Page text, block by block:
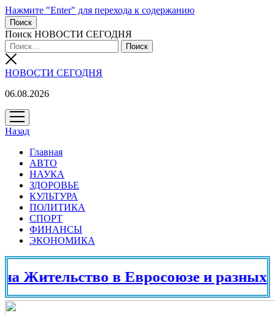
Нажмите "Enter" для перехода к содержанию
Поиск
Поиск НОВОСТИ СЕГОДНЯ
НОВОСТИ СЕГОДНЯ
06.08.2026
открыть
меню
Назад
Главная
АВТО
НАУКА
ЗДОРОВЬЕ
КУЛЬТУРА
ПОЛИТИКА
СПОРТ
ФИНАНСЫ
ЭКОНОМИКА
в Евросоюзе и разных